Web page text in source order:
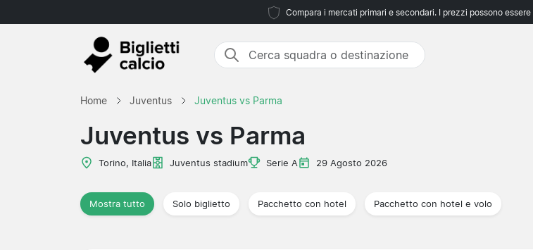
Compara i mercati primari e secondari. I prezzi possono
Home Juventus Juventus vs Parma
Juventus vs Parma
Torino, Italia Juventus stadium Serie A 29 Agosto 2026
Mostra tutto Solo biglietto Pacchetto con hotel Pacchetto con hotel e volo